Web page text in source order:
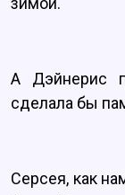
А Дэйнерис
сделала бы
Серсея, как